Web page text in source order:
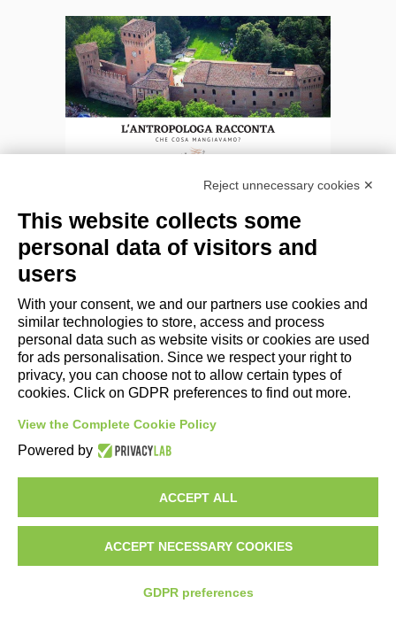
CHE COSA MANGIAVAMO?
racconta che cosa abbiamo potuto
scoprire dei nostri avi dai reperti umani
rinvenuti durante gli scavi.
CHE MESTIERE FACEVI?
lavoro che svolgevano in vita: indizi che ci
Reject unnecessary cookies ✕
This website collects some
personal data of visitors and
users
With your consent, we and our partners use cookies and
similar technologies to store, access and process
personal data such as website visits or cookies are used
for ads personalisation. Since we respect your right to
privacy, you can choose not to allow certain types of
cookies. Click on GDPR preferences to find out more.
View the Complete Cookie Policy
Powered by
ACCEPT ALL
ACCEPT NECESSARY COOKIES
GDPR preferences